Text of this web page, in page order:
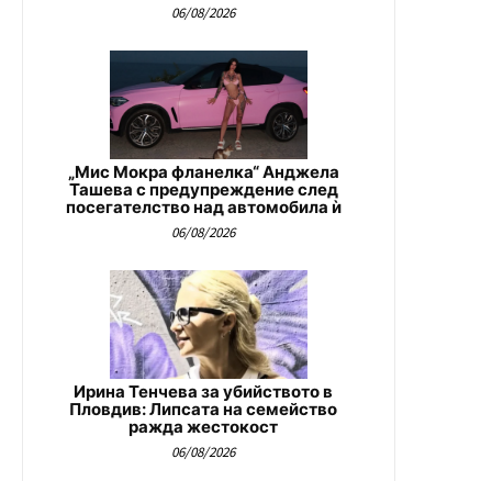
06/08/2026
„Мис Мокра фланелка“ Анджела
Ташева с предупреждение след
посегателство над автомобила ѝ
06/08/2026
Ирина Тенчева за убийството в
Пловдив: Липсата на семейство
ражда жестокост
06/08/2026